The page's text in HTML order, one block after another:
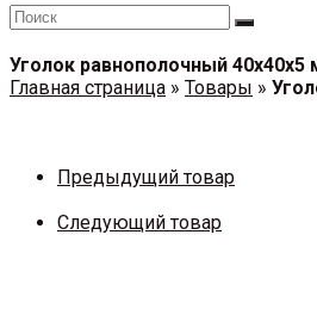
Уголок равнополочный 40х40х5
Главная страница » Товары »
Предыдущий товар
Следующий товар